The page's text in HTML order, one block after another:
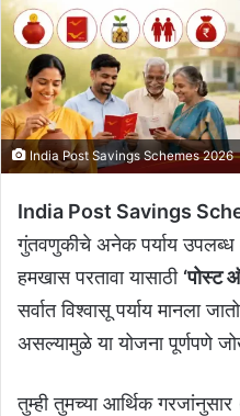
India Post Savings Schemes 2026
India Post Savings
गुंतवणुकीचे अनेक पर्याय उपलब्ध
हमखास परतावा यासाठी ‘पोस्ट
सर्वात विश्वासू पर्याय मानला
असल्यामुळे या योजना पूर्णपणे
तुम्ही तुमच्या आर्थिक